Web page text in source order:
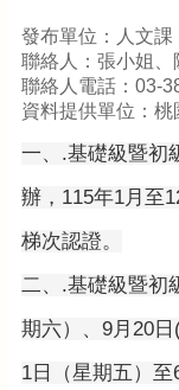
溪
區
介
紹
息
告
生
便
民
資
發布單位：人文課
聯絡人：張小姐、
聯絡人電話：03-
資料提供單位：
一、.基礎級暨初
辦，115年1月至
梯次認證。
二、.基礎級暨初
期六）、9月20
1日（星期五）至